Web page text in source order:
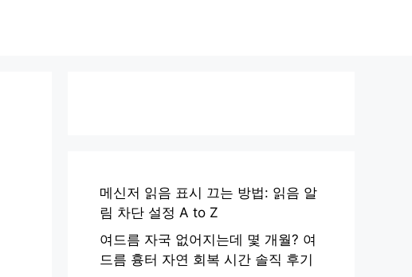
메신저 읽음 표시 끄는 방법: 읽음 알
림 차단 설정 A to Z
여드름 자국 없어지는데 몇 개월? 여
드름 흉터 자연 회복 시간 솔직 후기